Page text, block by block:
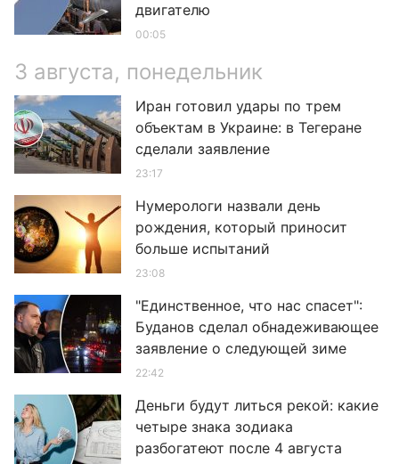
двигателю
00:05
3 августа, понедельник
Иран готовил удары по трем
объектам в Украине: в Тегеране
сделали заявление
23:17
Нумерологи назвали день
рождения, который приносит
больше испытаний
23:08
"Единственное, что нас спасет":
Буданов сделал обнадеживающее
заявление о следующей зиме
22:42
Деньги будут литься рекой: какие
четыре знака зодиака
разбогатеют после 4 августа